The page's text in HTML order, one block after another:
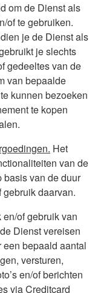
om de Dienst als
of te gebruiken.
je de Dienst als
je slechts
gedeeltes van de
van bepaalde
kunnen bezoeken
te kopen
Het
van de
basis van de duur
daarvan.
en/of gebruik van
Dienst vereisen
bepaald aantal
versturen,
en/of berichten
via Creditcard